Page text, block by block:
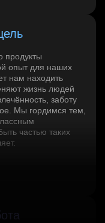
продукты
опыт для наших
нам находить
жизнь людей
заботу
Мы гордимся тем,
частью таких